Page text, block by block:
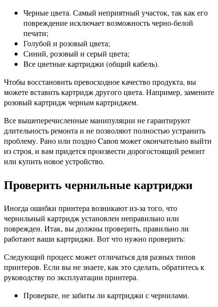
Черные цвета. Самый неприятный участок, так как его
повреждение исключает возможность черно-белой
печати;
Голубой и розовый цвета;
Синий, розовый и серый цвета;
Все цветные картриджи (общий кабель).
Чтобы восстановить превосходное качество продукта, вы
можете вставить картридж другого цвета. Например, замените
розовый картридж черным картриджем.
Все вышеперечисленные манипуляции не гарантируют
длительность ремонта и не позволяют полностью устранить
проблему. Рано или поздно Canon может окончательно выйти
из строя, и вам придется произвести дорогостоящий ремонт
или купить новое устройство.
Проверить чернильные картриджи
Иногда ошибки принтера возникают из-за того, что
чернильный картридж установлен неправильно или
поврежден. Итак, вы должны проверить, правильно ли
работают ваши картриджи. Вот что нужно проверить:
Следующий процесс может отличаться для разных типов
принтеров. Если вы не знаете, как это сделать, обратитесь к
руководству по эксплуатации принтера.
Проверьте, не забиты ли картриджи с чернилами.